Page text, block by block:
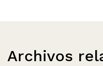
Archivos